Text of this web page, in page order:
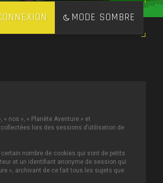
MODE SOMBRE
nos », « Planète Aventure » et
lors des sessions d’utilisation de
nombre de cookies qui sont de petits
et un identifiant anonyme de session qui
», archivant de ce fait tous les sujets que